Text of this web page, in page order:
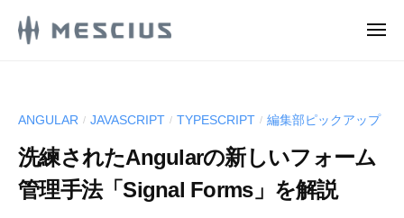
I
U
ス
株
式
会
メ
ANGULAR / JAVASCRIPT / TYPESCRIPT / 編集部ピックアップ
洗練されたAngularの新しいフォーム
管理手法「Signal Forms」を解説
E
S
S
.
d
e